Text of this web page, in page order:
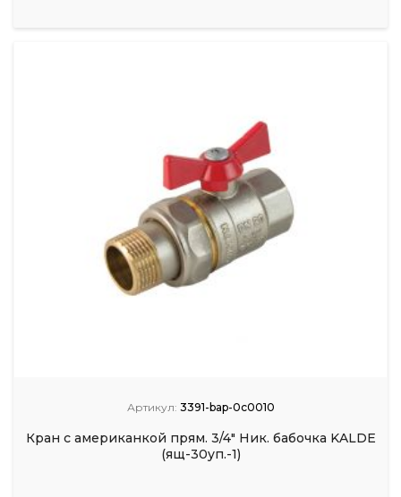
Артикул: 3391-bap-0c0010
Кран с американкой прям. 3/4" Ник. бабочка KALDE
(ящ-30уп.-1)